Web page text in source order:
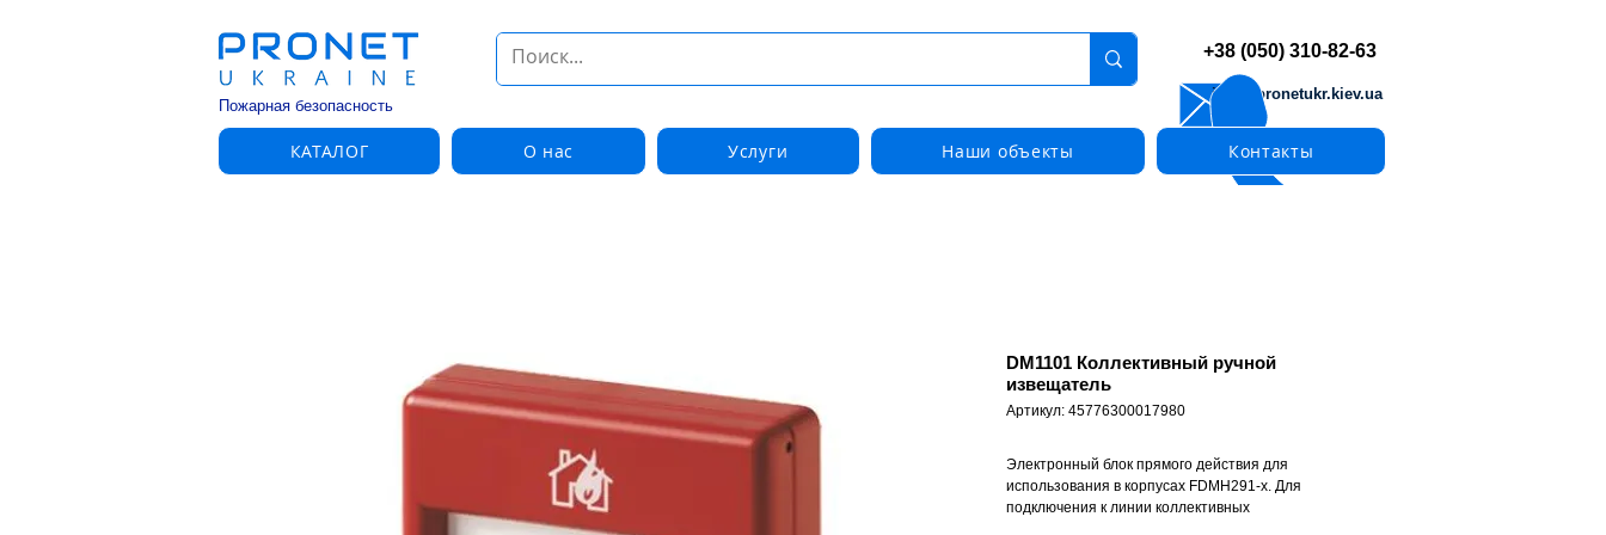
Пожарная безопасность
info@pronetukr.kiev.ua
+38 (050) 310-82-63
КАТАЛОГ О нас Услуги Наши объекты Контакты
DM1101 Коллективный ручной
извещатель
Артикул: 45776300017980
Электронный блок прямого действия для
использования в корпусах FDMH291-x. Для
подключения к линии коллективных